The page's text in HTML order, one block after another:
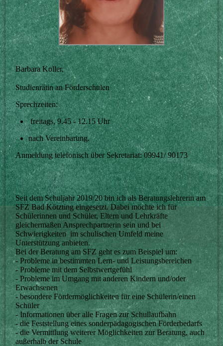
Barbara Koller,
Studienrätin an Förderschulen
Sprechzeiten:
freitags, 9.45 - 12.15 Uhr
nach Vereinbarung.
Anmeldung telefonisch über Sekretariat: 09941/ 90173
Seit dem Schuljahr 2019/20 bin ich als Beratungslehrerin am
SFZ Bad Kötzting eingesetzt. Dabei möchte ich für
Schülerinnen und Schüler, Eltern und Lehrkräfte
gleichermaßen Ansprechpartnerin sein und bei
Schwierigkeiten im schulischen Umfeld meine
Unterstützung anbieten.
Bei der Beratung am SFZ geht es zum Beispiel um:
- Probleme in bestimmten Lern- und Leistungsbereichen
- Probleme mit dem Selbstwertgefühl
- Probleme im Umgang mit anderen Kindern und/oder
Erwachsenen
- besondere Fördermöglichkeiten für eine Schülerin/einen
Schüler
- Informationen über alle Fragen zur Schullaufbahn
- die Feststellung eines sonderpädagogischen Förderbedarfs
- die Vermittlung weiterer Möglichkeiten zur Beratung, auch
außerhalb der Schule